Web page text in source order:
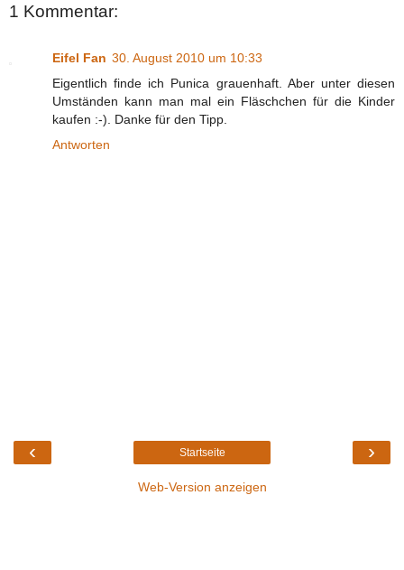
1 Kommentar:
Eifel Fan 30. August 2010 um 10:33
Eigentlich finde ich Punica grauenhaft. Aber unter diesen
Umständen kann man mal ein Fläschchen für die Kinder
kaufen :-). Danke für den Tipp.
Antworten
‹ ›
Startseite
Web-Version anzeigen